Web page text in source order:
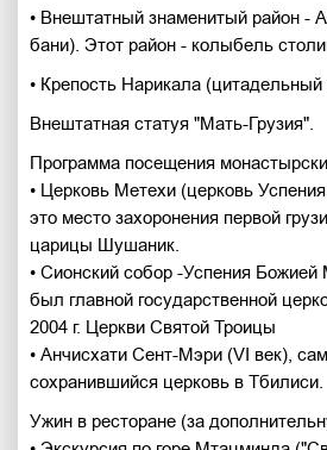
• Внештатный знаменитый район -
бани). Этот район - колыбель
• Крепость Нарикала
Внештатная статуя "Мать-Грузия".
Программа посещения
• Церковь Метехи (церковь
это место захоронения первой
царицы Шушаник.
• Сионский собор -Успения
был главной государственной
2004 г. Церкви Святой Троицы
• Анчисхати Сент-Мэри (VI век),
сохранившийся церковь в Тбилиси.
Ужин в ресторане (за